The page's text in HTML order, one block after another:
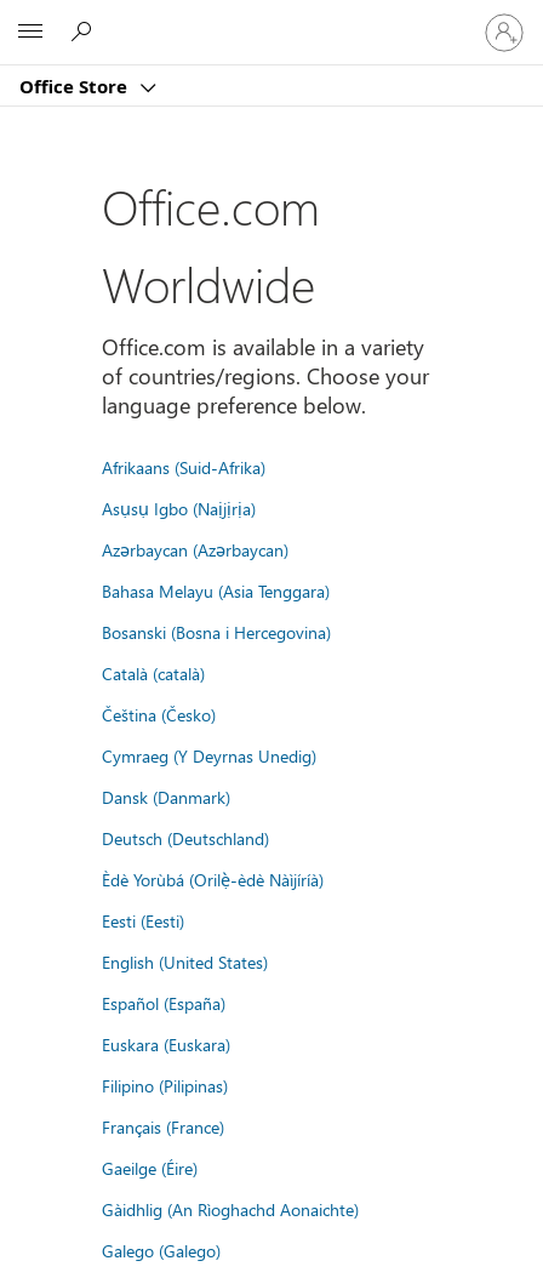
Office Store
Sign
in
to
account
Office.com
Worldwide
Office.com is available in a variety
of countries/regions. Choose your
language preference below.
Afrikaans (Suid-Afrika)
Asụsụ Igbo (Naịjịrịa)
Azərbaycan (Azərbaycan)
Bahasa Melayu (Asia Tenggara)
Bosanski (Bosna i Hercegovina)
Català (català)
Čeština (Česko)
Cymraeg (Y Deyrnas Unedig)
Dansk (Danmark)
Deutsch (Deutschland)
Èdè Yorùbá (Orilẹ̀-èdè Nàìjíríà)
Eesti (Eesti)
English (United States)
Español (España)
Euskara (Euskara)
Filipino (Pilipinas)
Français (France)
Gaeilge (Éire)
Gàidhlig (An Rìoghachd Aonaichte)
Galego (Galego)